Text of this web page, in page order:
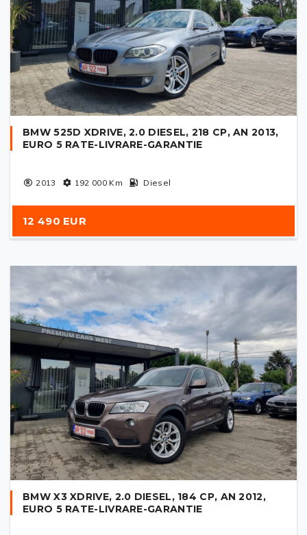
BMW 525D XDRIVE, 2.0 DIESEL, 218 CP, AN 2013,
EURO 5 RATE-LIVRARE-GARANTIE
2013 192 000Km Diesel
12 490 EUR
BMW X3 XDRIVE, 2.0 DIESEL, 184 CP, AN 2012,
EURO 5 RATE-LIVRARE-GARANTIE